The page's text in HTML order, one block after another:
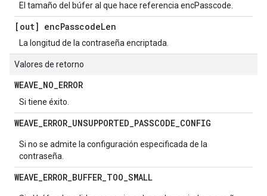
El tamaño del búfer al que hace referencia encPasscode.
[out] encPasscodeLen
La longitud de la contraseña encriptada.
Valores de retorno
WEAVE_NO_ERROR
Si tiene éxito.
WEAVE_ERROR_UNSUPPORTED_PASSCODE_CONFIG
Si no se admite la configuración especificada de la
contraseña.
WEAVE_ERROR_BUFFER_TOO_SMALL